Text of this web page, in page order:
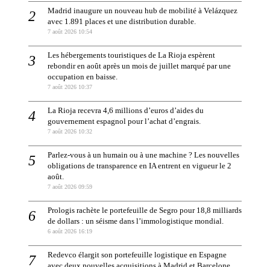
Madrid inaugure un nouveau hub de mobilité à Velázquez
avec 1.891 places et une distribution durable.
7 août 2026 10:54
Les hébergements touristiques de La Rioja espèrent
rebondir en août après un mois de juillet marqué par une
occupation en baisse.
7 août 2026 10:37
La Rioja recevra 4,6 millions d’euros d’aides du
gouvernement espagnol pour l’achat d’engrais.
7 août 2026 10:32
Parlez-vous à un humain ou à une machine ? Les nouvelles
obligations de transparence en IA entrent en vigueur le 2
août.
7 août 2026 09:59
Prologis rachète le portefeuille de Segro pour 18,8 milliards
de dollars : un séisme dans l’immologistique mondial.
6 août 2026 16:19
Redevco élargit son portefeuille logistique en Espagne